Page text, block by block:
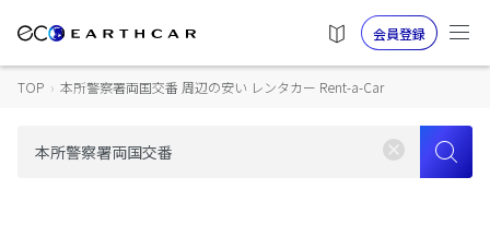
会員登録
TOP › 本所警察署両国交番 周辺の安い レンタカー Rent-a-Car